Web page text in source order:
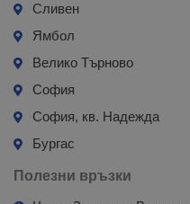
Сливен
Ямбол
Велико Търново
София
София, кв. Надежда
Бургас
Полезни връзки